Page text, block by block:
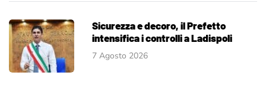
Sicurezza e decoro, il Prefetto
intensifica i controlli a Ladispoli
7 Agosto 2026